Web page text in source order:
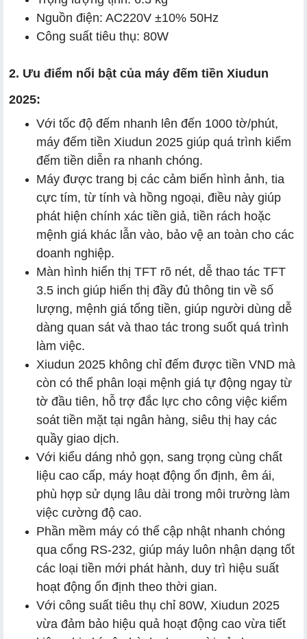
Nguồn điện: AC220V ±10% 50Hz
Công suất tiêu thụ: 80W
2. Ưu điểm nổi bật của máy đếm tiền Xiudun
2025:
Với tốc độ đếm nhanh lên đến 1000 tờ/phút,
máy đếm tiền Xiudun 2025 giúp quá trình kiểm
đếm tiền diễn ra nhanh chóng.
Máy được trang bị các cảm biến hình ảnh, tia
cực tím, từ tính và hồng ngoại, điều này giúp
phát hiện chính xác tiền giả, tiền rách hoặc
mệnh giá khác lẫn vào, bảo vệ an toàn cho các
doanh nghiệp.
Màn hình hiển thị TFT rõ nét, dễ thao tác TFT
3.5 inch giúp hiển thị đầy đủ thông tin về số
lượng, mệnh giá tổng tiền, giúp người dùng dễ
dàng quan sát và thao tác trong suốt quá trình
làm việc.
Xiudun 2025 không chỉ đếm được tiền VND mà
còn có thể phân loại mệnh giá tự động ngay từ
tờ đầu tiên, hỗ trợ đắc lực cho công việc kiểm
soát tiền mặt tại ngân hàng, siêu thị hay các
quầy giao dịch.
Với kiểu dáng nhỏ gọn, sang trọng cùng chất
liệu cao cấp, máy hoạt động ổn định, êm ái,
phù hợp sử dụng lâu dài trong môi trường làm
việc cường độ cao.
Phần mềm máy có thể cập nhật nhanh chóng
qua cổng RS-232, giúp máy luôn nhận dạng tốt
các loại tiền mới phát hành, duy trì hiệu suất
hoạt động ổn định theo thời gian.
Với công suất tiêu thụ chỉ 80W, Xiudun 2025
vừa đảm bảo hiệu quả hoạt động cao vừa tiết